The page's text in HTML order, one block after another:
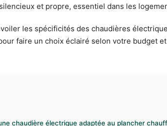
et propre, essentiel dans les
les spécificités des chaudières
faire un choix éclairé selon votre budget
chaudière électrique adaptée au plancher